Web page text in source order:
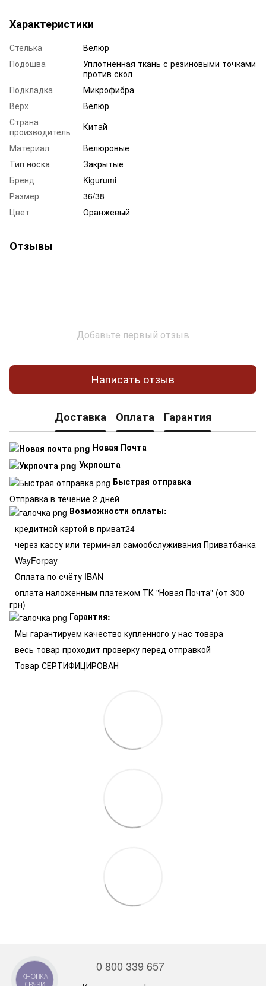
Характеристики
Стелька
Велюр
Подошва
Уплотненная ткань с резиновыми точками
против скол
Подкладка
Микрофибра
Верх
Велюр
Страна
производитель
Китай
Материал
Велюровые
Тип носка
Закрытые
Бренд
Kigurumi
Размер
36/38
Цвет
Оранжевый
Отзывы
Добавьте первый отзыв
Написать отзыв
Доставка Оплата Гарантия
Новая Почта
Укрпошта
Быстрая отправка
Отправка в течение 2 дней
Возможности оплаты:
- кредитной картой в приват24
- через кассу или терминал самообслуживания Приватбанка
- WayForpay
- Оплата по счёту IBAN
- оплата наложенным платежом ТК "Новая Почта" (от 300
грн)
Гарантия:
- Мы гарантируем качество купленного у нас товара
- весь товар проходит проверку перед отправкой
- Товар СЕРТИФИЦИРОВАН
0 800 339 657
КНОПКА